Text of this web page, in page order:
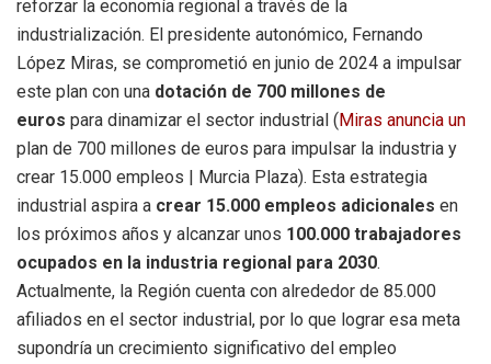
reforzar la economía regional a través de la
industrialización. El presidente autonómico, Fernando
López Miras, se comprometió en junio de 2024 a impulsar
este plan con una dotación de 700 millones de
euros para dinamizar el sector industrial (Miras anuncia un
plan de 700 millones de euros para impulsar la industria y
crear 15.000 empleos | Murcia Plaza). Esta estrategia
industrial aspira a crear 15.000 empleos adicionales en
los próximos años y alcanzar unos 100.000 trabajadores
ocupados en la industria regional para 2030.
Actualmente, la Región cuenta con alrededor de 85.000
afiliados en el sector industrial, por lo que lograr esa meta
supondría un crecimiento significativo del empleo